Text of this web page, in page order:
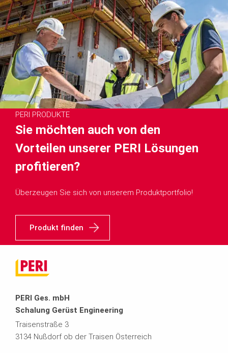
PERI PRODUKTE
Sie möchten auch von den
Vorteilen unserer PERI Lösungen
profitieren?
Überzeugen Sie sich von unserem Produktportfolio!
Produkt finden
PERI Ges. mbH
Schalung Gerüst Engineering
Traisenstraße 3
3134 Nußdorf ob der Traisen Österreich